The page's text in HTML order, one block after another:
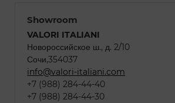
Showroom
VALORI ITALIANI
Новороссийское ш., д. 2/10
Сочи,354037
info@valori-italiani.com
+7 (988) 284-44-40
+7 (988) 284-44-30